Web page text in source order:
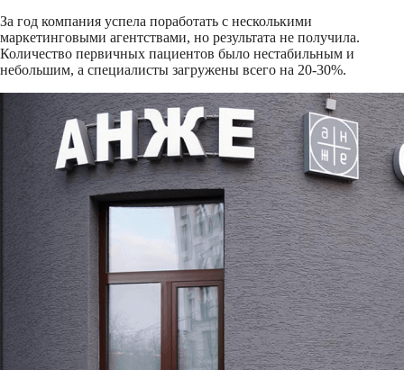
За год компания успела поработать с несколькими
маркетинговыми агентствами, но результата не получила.
Количество первичных пациентов было нестабильным и
небольшим, а специалисты загружены всего на 20-30%.